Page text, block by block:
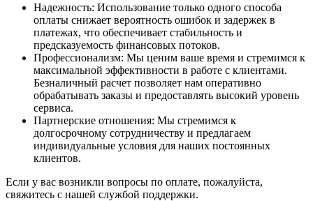
Надежность: Использование только одного способа
оплаты снижает вероятность ошибок и задержек в
платежах, что обеспечивает стабильность и
предсказуемость финансовых потоков.
Профессионализм: Мы ценим ваше время и стремимся к
максимальной эффективности в работе с клиентами.
Безналичный расчет позволяет нам оперативно
обрабатывать заказы и предоставлять высокий уровень
сервиса.
Партнерские отношения: Мы стремимся к
долгосрочному сотрудничеству и предлагаем
индивидуальные условия для наших постоянных
клиентов.
Если у вас возникли вопросы по оплате, пожалуйста,
свяжитесь с нашей службой поддержки.